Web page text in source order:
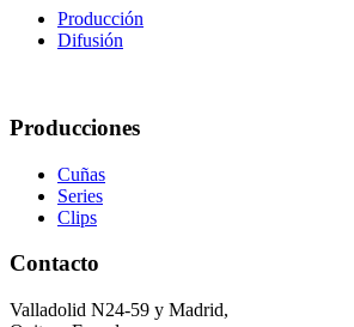
Producción
Difusión
Producciones
Cuñas
Series
Clips
Contacto
Valladolid N24-59 y Madrid,